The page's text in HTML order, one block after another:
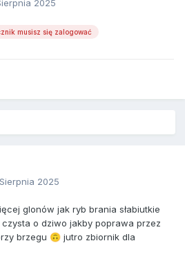
2025
musisz się zalogować
2025
glonów jak ryb brania słabiutkie
czysta o dziwo jakby poprawa przez
brzegu 🙃 jutro zbiornik dla